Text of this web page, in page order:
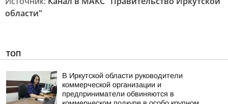
области"
ТОП
В Иркутской области руководители
коммерческой организации и
предприниматели обвиняются в